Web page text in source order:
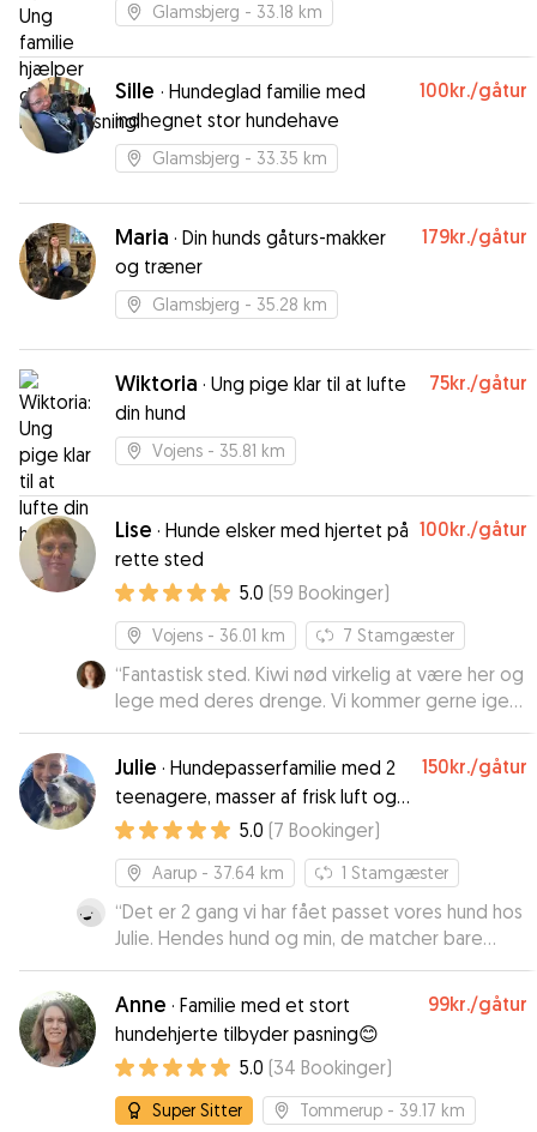
Glamsbjerg - 33.18 km
Sille · Hundeglad familie med
indhegnet stor hundehave
100kr./gåtur
Glamsbjerg - 33.35 km
Maria · Din hunds gåturs-makker
og træner
179kr./gåtur
Glamsbjerg - 35.28 km
Wiktoria · Ung pige klar til at lufte
din hund
75kr./gåtur
Vojens - 35.81 km
Lise · Hunde elsker med hjertet på
rette sted
100kr./gåtur
5.0 (59 Bookinger)
Vojens - 36.01 km 7 Stamgæster
“Fantastisk sted. Kiwi nød virkelig at være her og
lege med deres drenge. Vi kommer gerne igen
😊”
Julie · Hundepasserfamilie med 2
teenagere, masser af frisk luft og
god plads til hunde
150kr./gåtur
5.0 (7 Bookinger)
Aarup - 37.64 km 1 Stamgæster
“Det er 2 gang vi har fået passet vores hund hos
Julie. Hendes hund og min, de matcher bare
hinanden. Vi har fået foto og vi kan se at vores
hund har det rigtig godt. Vi vil anbefale Julie og
vi vil bruge hende næste gang igen.
Anne · Familie med et stort
hundehjerte tilbyder pasning😊
99kr./gåtur
5.0 (34 Bookinger)
Super Sitter Tommerup - 39.17 km